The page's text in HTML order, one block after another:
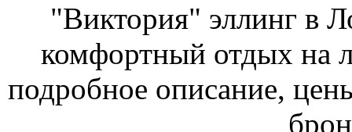
"Виктория" эллинг в
комфортный отдых на
подробное описание,